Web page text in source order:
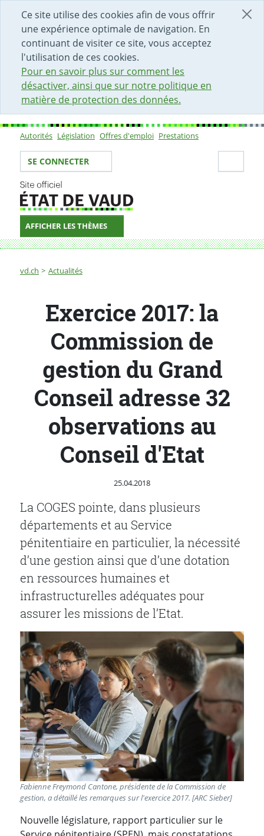
Ce site utilise des cookies afin de vous offrir
une expérience optimale de navigation. En
continuant de visiter ce site, vous acceptez
l'utilisation de ces cookies.
Pour en savoir plus sur comment les
désactiver, ainsi que sur notre politique en
matière de protection des données.
DÉBUT DU CONTENU DE LA PAGE
ACCÈS AU CHAMP DE RECHERCHE
PAGE D'ACCUEIL
FORMULAIRE DE CONTACT
Sous-navigation
Autorités Législation Offres d'emploi Prestations
Votre identité
SE CONNECTER
AFFICHER LES THÈMES
Fil d'Ariane
vd.ch Actualités
Exercice 2017: la Commission de gestion du Grand
Exercice 2017: la
Commission de
gestion du Grand
Conseil adresse 32
observations au
Conseil d'Etat
Publié le
25.04.2018
La COGES pointe, dans plusieurs
départements et au Service
pénitentiaire en particulier, la nécessité
d’une gestion ainsi que d’une dotation
en ressources humaines et
infrastructurelles adéquates pour
assurer les missions de l’Etat.
Fabienne Freymond Cantone, présidente de la Commission de
gestion, a détaillé les remarques sur l'exercice 2017. [ARC Sieber]
Nouvelle législature, rapport particulier sur le